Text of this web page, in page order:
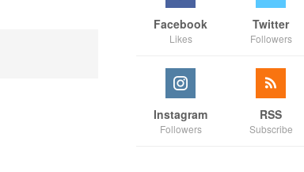
Facebook
Likes
Twitter
Followers
Instagram
Followers
RSS
Subscribe